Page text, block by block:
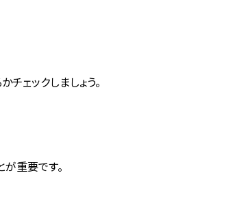
ェックしましょう。
重要です。